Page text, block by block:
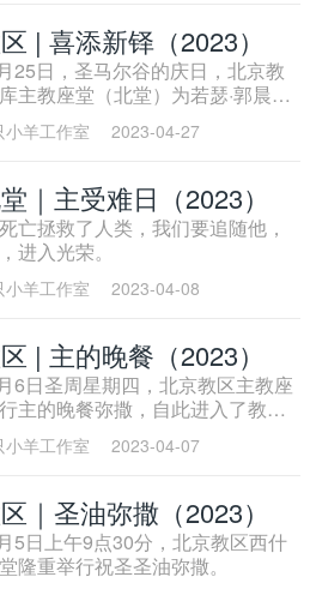
与梅瑟、厄里亚和耶稣相遇，在
热切盼望重生的期待中，追忆法
深思先知的使命，感悟基督的救
后制定了“圣父年”、“圣子年”、“圣
邀请大家深刻反思信仰的基础、
、生命的动力、祈祷的意义。新
到来，北京教区将2024年定为“圣
大家继续增进我们和天主的关
”（参《天主教教理》236条）。
稣圣婴诞生的平安与喜乐中，共
”在生活中的意义。
| 喜添新铎（2023）
25日，圣马尔谷的庆日，北京教
主教座堂（北堂）为若瑟·郭晨执
的司铎祝圣典礼。
羊工作室 2023-04-27
｜主受难日（2023）
亡拯救了人类，我们要追随他，
进入光荣。
羊工作室 2023-04-08
| 主的晚餐（2023）
6日圣周星期四，北京教区主教座
主的晚餐弥撒，自此进入了教会
的时刻：逾越节三日庆典。
羊工作室 2023-04-07
｜圣油弥撒（2023）
5日上午9点30分，北京教区西什
隆重举行祝圣圣油弥撒。